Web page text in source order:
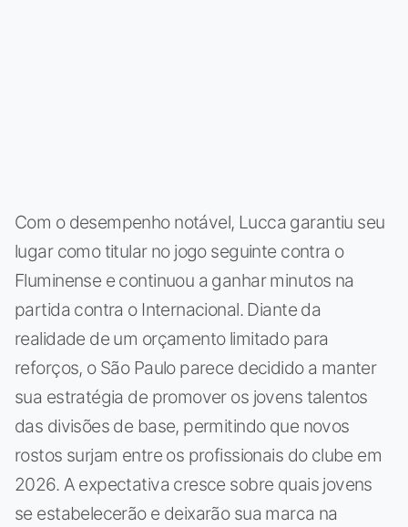
Com o desempenho notável, Lucca garantiu seu
lugar como titular no jogo seguinte contra o
Fluminense e continuou a ganhar minutos na
partida contra o Internacional. Diante da
realidade de um orçamento limitado para
reforços, o São Paulo parece decidido a manter
sua estratégia de promover os jovens talentos
das divisões de base, permitindo que novos
rostos surjam entre os profissionais do clube em
2026. A expectativa cresce sobre quais jovens
se estabelecerão e deixarão sua marca na